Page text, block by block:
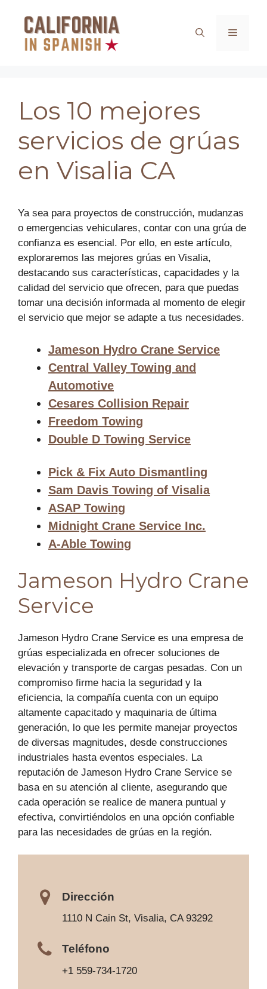
contenido
Menú
Los 10 mejores
servicios de grúas
en Visalia CA
Ya sea para proyectos de construcción, mudanzas
o emergencias vehiculares, contar con una grúa de
confianza es esencial. Por ello, en este artículo,
exploraremos las mejores grúas en Visalia,
destacando sus características, capacidades y la
calidad del servicio que ofrecen, para que puedas
tomar una decisión informada al momento de elegir
el servicio que mejor se adapte a tus necesidades.
Jameson Hydro Crane Service
Central Valley Towing and
Automotive
Cesares Collision Repair
Freedom Towing
Double D Towing Service
Pick & Fix Auto Dismantling
Sam Davis Towing of Visalia
ASAP Towing
Midnight Crane Service Inc.
A-Able Towing
Jameson Hydro Crane
Service
Jameson Hydro Crane Service es una empresa de
grúas especializada en ofrecer soluciones de
elevación y transporte de cargas pesadas. Con un
compromiso firme hacia la seguridad y la
eficiencia, la compañía cuenta con un equipo
altamente capacitado y maquinaria de última
generación, lo que les permite manejar proyectos
de diversas magnitudes, desde construcciones
industriales hasta eventos especiales. La
reputación de Jameson Hydro Crane Service se
basa en su atención al cliente, asegurando que
cada operación se realice de manera puntual y
efectiva, convirtiéndolos en una opción confiable
para las necesidades de grúas en la región.
Dirección
1110 N Cain St, Visalia, CA 93292
Teléfono
+1 559-734-1720